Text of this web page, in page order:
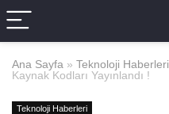
Ana Sayfa » Teknoloji Haberleri
Kaynak Kodları Yayınlandı !
Teknoloji Haberleri